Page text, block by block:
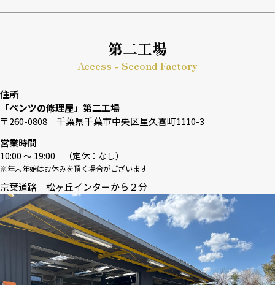
第二工場
Access - Second Factory
住所
「ベンツの修理屋」第二工場
〒260-0808 千葉県千葉市中央区星久喜町1110-3
営業時間
10:00 〜 19:00 （定休：なし）
※年末年始はお休みを頂く場合がございます
京葉道路 松ヶ丘インターから２分